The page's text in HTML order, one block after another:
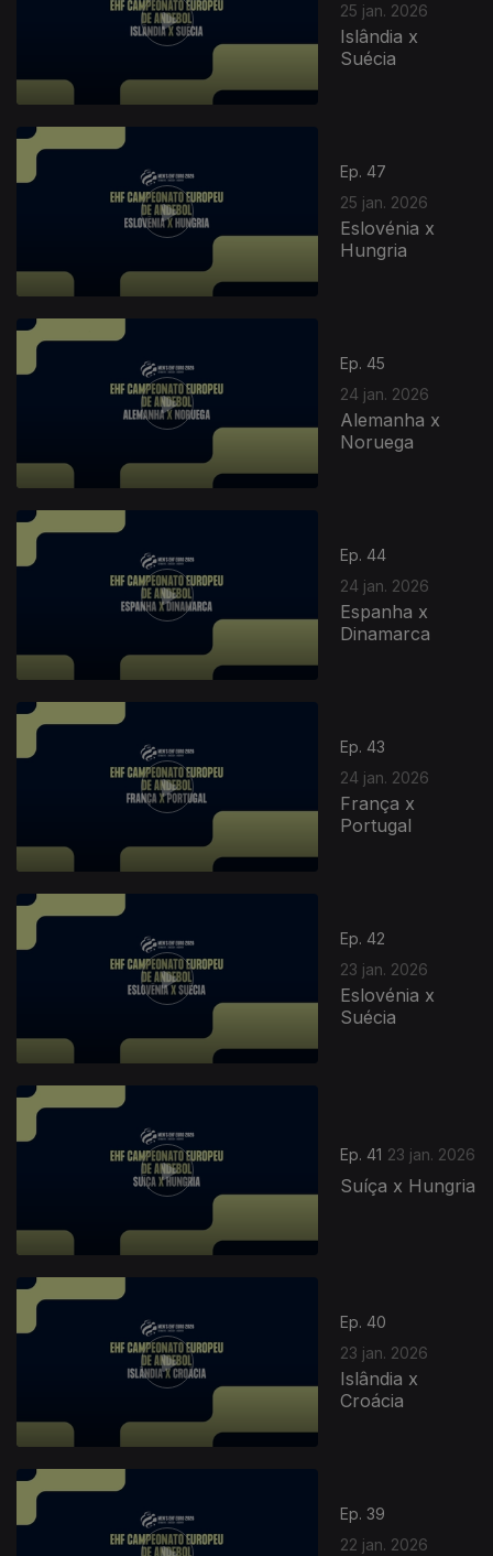
25 jan. 2026
Islândia x
Suécia
Ep. 47
25 jan. 2026
Eslovénia x
Hungria
Ep. 45
24 jan. 2026
Alemanha x
Noruega
Ep. 44
24 jan. 2026
Espanha x
Dinamarca
Ep. 43
24 jan. 2026
França x
Portugal
Ep. 42
23 jan. 2026
Eslovénia x
Suécia
904473
Ep. 41 23 jan. 2026
Suíça x Hungria
Ep. 40
23 jan. 2026
Islândia x
Croácia
Ep. 39
22 jan. 2026